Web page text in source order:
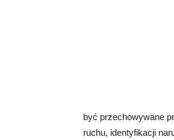
być przechowywane
ruchu, identyfikacji